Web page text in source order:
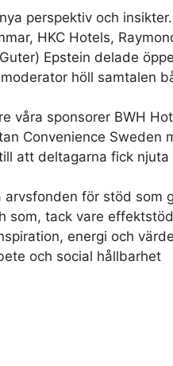
perspektiv och
, HKC Hotels,
Epstein delade
höll samtalen
våra sponsorer BWH
Convenience Sweden
att deltagarna fick
arvsfonden för stöd som
som, tack vare
energi och
och social hållbarhet